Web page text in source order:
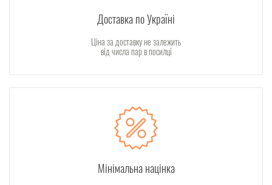
Доставка по Україні
Ціна за доставку не залежить
від числа пар в посилці
Мінімальна націнка